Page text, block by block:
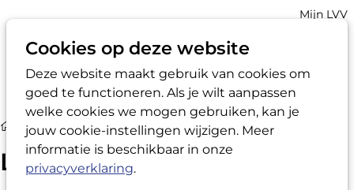
Cookies op deze website
Deze website maakt gebruik van cookies om
goed te functioneren. Als je wilt aanpassen
welke cookies we mogen gebruiken, kan je
jouw cookie-instellingen wijzigen. Meer
informatie is beschikbaar in onze
privacyverklaring.
Zoek
Account
Mijn LVV
Login
Login